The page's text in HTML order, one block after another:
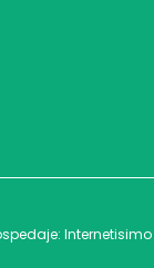
Internetisimo